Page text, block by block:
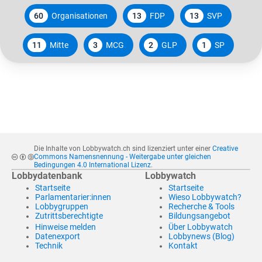
60 Organisationen 13 FDP 13 SVP
11 Mitte 3 MCG 2 GLP 1 SP
Die Inhalte von Lobbywatch.ch sind lizenziert unter einer Creative
Commons Namensnennung - Weitergabe unter gleichen
Bedingungen 4.0 International Lizenz.
Lobbydatenbank
Startseite
Parlamentarier:innen
Lobbygruppen
Zutrittsberechtigte
Hinweise melden
Datenexport
Technik
Lobbywatch
Startseite
Wieso Lobbywatch?
Recherche & Tools
Bildungsangebot
Über Lobbywatch
Lobbynews (Blog)
Kontakt